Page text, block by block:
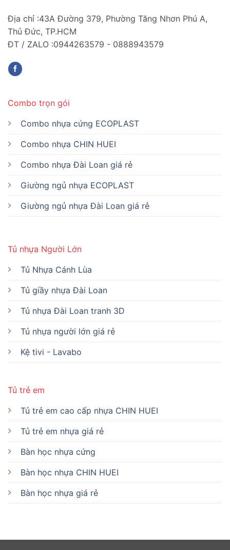
Địa chỉ :43A Đường 379, Phường Tăng Nhơn Phú A,
Thủ Đức, TP.HCM
ĐT / ZALO :0944263579 - 0888943579
Tủ nhựa Người Lớn
Tủ Nhựa Cánh Lùa
Tủ giầy nhựa Đài Loan
Tủ nhựa Đài Loan tranh 3D
Tủ nhựa người lớn giá rẻ
Kệ tivi - Lavabo
Tủ trẻ em
Tủ trẻ em cao cấp nhựa CHIN HUEI
Tủ trẻ em nhựa giá rẻ
Bàn học nhựa cứng
Bàn học nhựa CHIN HUEI
Bàn học nhựa giá rẻ
Combo trọn gói
Combo nhựa cứng ECOPLAST
Combo nhựa CHIN HUEI
Combo nhựa Đài Loan giá rẻ
Giường ngủ nhựa ECOPLAST
Giường ngủ nhựa Đài Loan giá rẻ